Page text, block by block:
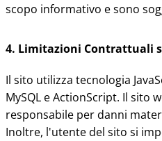
scopo informativo e sono
4. Limitazioni Contrattuali
Il sito utilizza tecnologia
MySQL e ActionScript. Il sito
responsabile per danni
Inoltre, l'utente del sito si